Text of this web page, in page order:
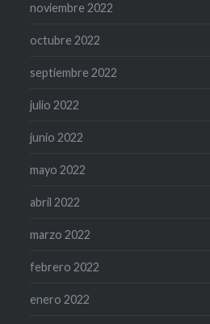
noviembre 2022
octubre 2022
septiembre 2022
julio 2022
junio 2022
mayo 2022
abril 2022
marzo 2022
febrero 2022
enero 2022